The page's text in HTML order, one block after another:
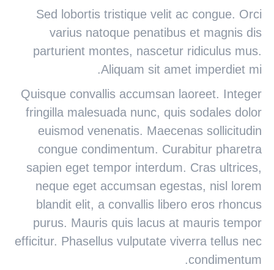
Sed lobortis tristique velit ac congue. Orci
varius natoque penatibus et magnis dis
parturient montes, nascetur ridiculus mus.
Aliquam sit amet imperdiet mi.
Quisque convallis accumsan laoreet. Integer
fringilla malesuada nunc, quis sodales dolor
euismod venenatis. Maecenas sollicitudin
congue condimentum. Curabitur pharetra
sapien eget tempor interdum. Cras ultrices,
neque eget accumsan egestas, nisl lorem
blandit elit, a convallis libero eros rhoncus
purus. Mauris quis lacus at mauris tempor
efficitur. Phasellus vulputate viverra tellus nec
condimentum.